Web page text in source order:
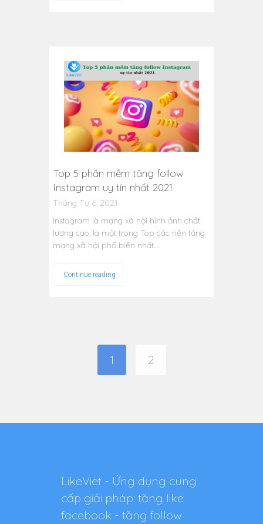
Top 5 phần mềm tăng follow
Instagram uy tín nhất 2021
Tháng Tư 6, 2021
Instagram là mạng xã hội hình ảnh chất
lượng cao, là một trong Top các nền tảng
mạng xã hội phổ biến nhất…
Continue reading
1 2
LikeViet - Ứng dụng cung
cấp giải pháp: tăng like
facebook - tăng follow